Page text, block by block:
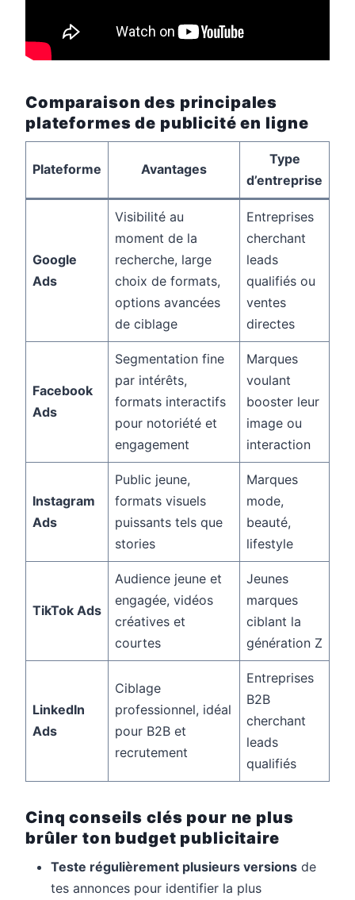
Comparaison des principales
plateformes de publicité en ligne
Plateforme Avantages
Type
d’entreprise
Google
Ads
Visibilité au
moment de la
recherche, large
choix de formats,
options avancées
de ciblage
Entreprises
cherchant
leads
qualifiés ou
ventes
directes
Facebook
Ads
Segmentation fine
par intérêts,
formats interactifs
pour notoriété et
engagement
Marques
voulant
booster leur
image ou
interaction
Instagram
Ads
Public jeune,
formats visuels
puissants tels que
stories
Marques
mode,
beauté,
lifestyle
TikTok Ads
Audience jeune et
engagée, vidéos
créatives et
courtes
Jeunes
marques
ciblant la
génération Z
LinkedIn
Ads
Ciblage
professionnel, idéal
pour B2B et
recrutement
Entreprises
B2B
cherchant
leads
qualifiés
Cinq conseils clés pour ne plus
brûler ton budget publicitaire
Teste régulièrement plusieurs versions de
tes annonces pour identifier la plus